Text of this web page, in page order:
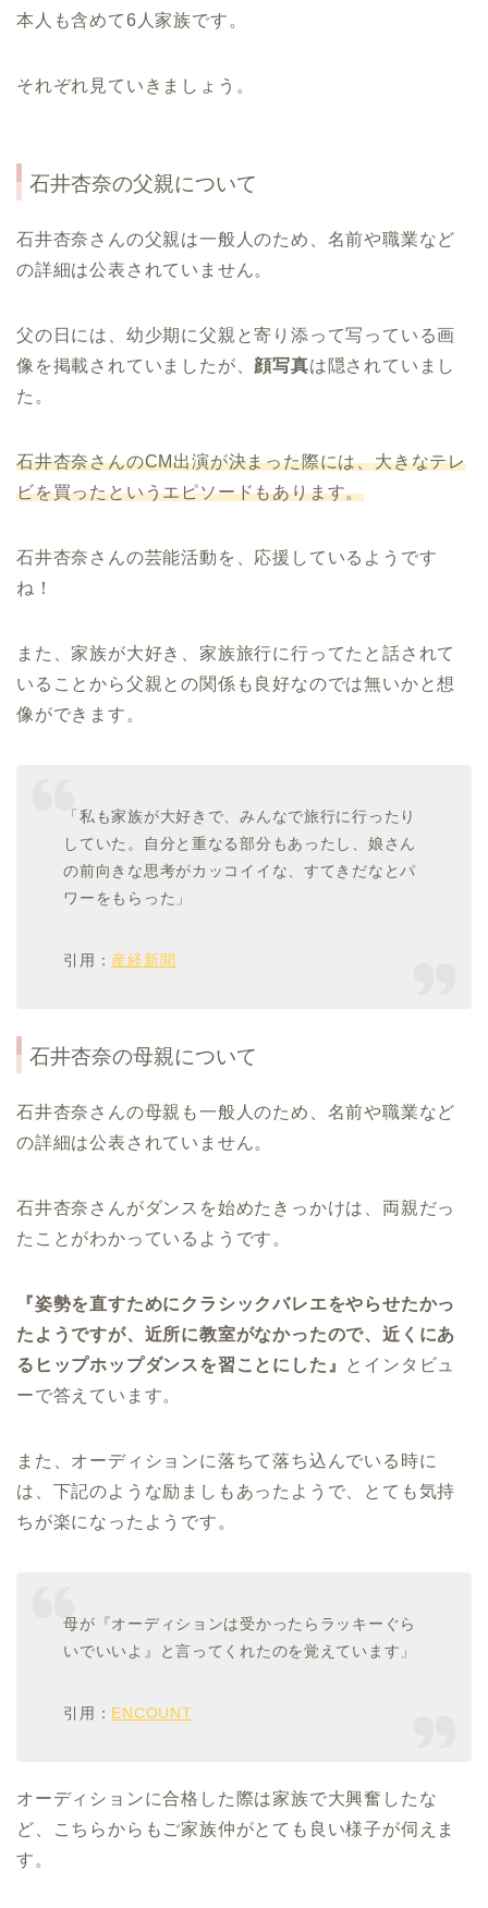
本人も含めて6人家族です。
それぞれ見ていきましょう。
石井杏奈の父親について
石井杏奈さんの父親は一般人のため、名前や職業など
の詳細は公表されていません。
父の日には、幼少期に父親と寄り添って写っている画
像を掲載されていましたが、 顔写真は隠されていまし
た。
石井杏奈さんのCM出演が決まった際には、大きなテレ
ビを買ったというエピソードもあります。
石井杏奈さんの芸能活動を、応援しているようです
ね！
また、家族が大好き、家族旅行に行ってたと話されて
いることから父親との関係も良好なのでは無いかと想
像ができます。
「私も家族が大好きで、みんなで旅行に行ったり
していた。自分と重なる部分もあったし、娘さん
の前向きな思考がカッコイイな、すてきだなとパ
ワーをもらった」
引用： 産経新聞
石井杏奈の母親について
石井杏奈さんの母親も一般人のため、名前や職業など
の詳細は公表されていません。
石井杏奈さんがダンスを始めたきっかけは、両親だっ
たことがわかっているようです。
『姿勢を直すためにクラシックバレエをやらせたかっ
たようですが、近所に教室がなかったので、近くにあ
るヒップホップダンスを習ことにした』 とインタビュ
ーで答えています。
また、オーディションに落ちて落ち込んでいる時に
は、下記のような励ましもあったようで、とても気持
ちが楽になったようです。
母が『オーディションは受かったらラッキーぐら
いでいいよ』と言ってくれたのを覚えています」
引用： ENCOUNT
オーディションに合格した際は家族で大興奮したな
ど、こちらからもご家族仲がとても良い様子が伺えま
す。